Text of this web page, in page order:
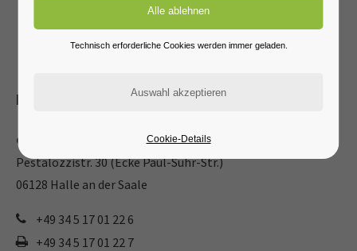
Kontaktdaten
GWG Gartenstadt Halle eG
Pestalozzistr. 30 (Ecke Paul-Suhr-Str.)
06128 Halle an der Saale
+49 34 5 17 01 22 6
+49 34 5 17 01 22 7
Technisch erforderliche Cookies werden immer geladen.
Cookie-Details